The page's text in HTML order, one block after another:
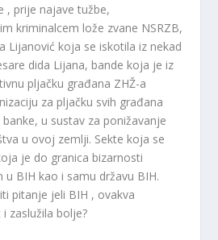
, prije najave tužbe,
kriminalcem lože zvane NSRZB,
Lijanović koja se iskotila iz nekad
dida Lijana, bande koja je iz
pljačku građana ZHŽ-a
za pljačku svih građana
u sustav za ponižavanje
u ovoj zemlji. Sekte koja se
je do granica bizarnosti
u BIH kao i samu državu BIH.
pitanje jeli BIH , ovakva
zaslužila bolje?